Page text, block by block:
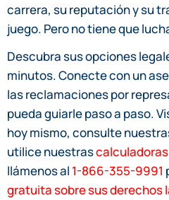
carrera, su reputación y su
juego. Pero no tiene que
Descubra sus opciones
minutos. Conecte con un
las reclamaciones por
pueda guiarle paso a paso.
hoy mismo, consulte
utilice nuestras
llámenos al 1-866-355-9991
gratuita sobre sus derechos